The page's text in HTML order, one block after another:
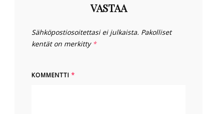
VASTAA
Sähköpostiosoitettasi ei julkaista. Pakolliset
kentät on merkitty *
KOMMENTTI *